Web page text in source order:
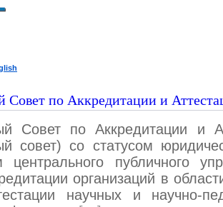
Совет по Аккредитации и
Совет по Аккредитации и
совет) со статусом
центрального публичного
организаций в
научных и научно-